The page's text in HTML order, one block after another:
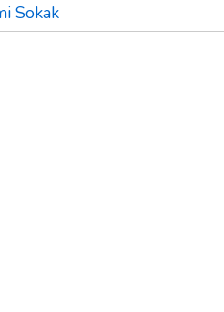
Sokak